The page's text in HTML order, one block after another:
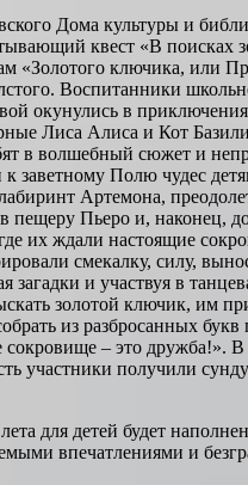
Дома культуры и
квест «В поисках
«Золотого ключика, или
Воспитанники
окунулись в
Лиса Алиса и Кот
в волшебный сюжет и
заветному Полю чудес
Артемона,
пещеру Пьеро и, наконец,
их ждали настоящие
смекалку, силу,
загадки и участвуя в
золотой ключик, им
из разбросанных букв
– это дружба!». В
участники получили
для детей будет
впечатлениями и